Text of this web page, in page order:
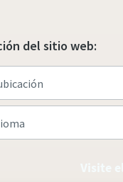
del sitio web: